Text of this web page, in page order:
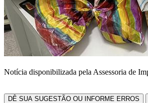
Notícia disponibilizada pela Assessoria de
DÊ SUA SUGESTÃO OU INFORME ERROS